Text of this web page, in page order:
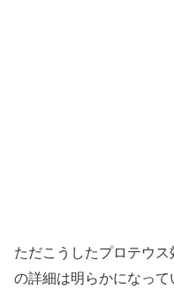
ただこうしたプロテウ
の詳細は明らかになって